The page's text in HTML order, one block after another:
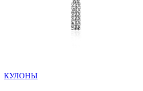
КУЛОНЫ